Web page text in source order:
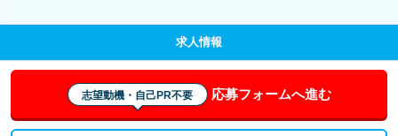
求人情報
志望動機・自己PR不要 応募フォームへ進む